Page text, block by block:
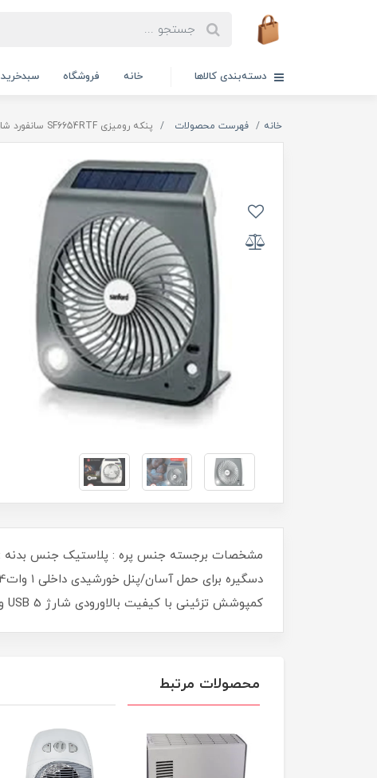
دسته‌بندی کالاها خانه فروشگاه سبدخرید
خانه فهرست محصولات پنکه رومیزی SF6654RTF سانفورد شارژی
کمپوشش تزئینی با کیفیت بالاورودی شارژ USB 5 ولت تا 7 واتمحافظت در برابر شارژ بیش از حددارای سیم USB
محصولات مرتبط